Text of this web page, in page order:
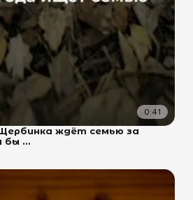
0:41
ждёт семью за
бы ...